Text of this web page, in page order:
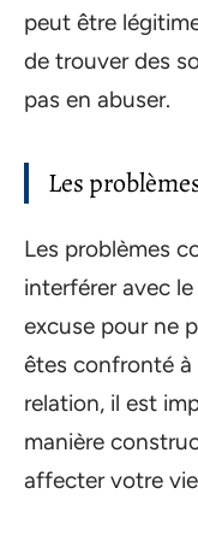
peut être
de trouver des
pas en abuser.
Les
Les problèmes
interférer avec
excuse pour ne
êtes confronté à
relation, il est
manière
affecter votre